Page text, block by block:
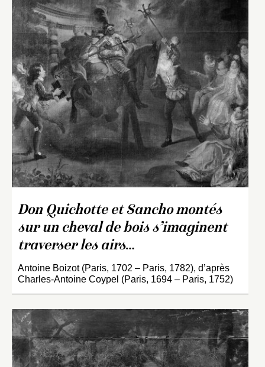
Don Quichotte et Sancho montés
sur un cheval de bois s’imaginent
traverser les airs…
Antoine Boizot (Paris, 1702 – Paris, 1782), d’après
Charles-Antoine Coypel (Paris, 1694 – Paris, 1752)